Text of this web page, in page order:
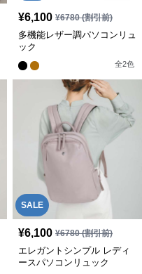
¥6,100 ¥6780(割引前)
多機能レザー調パソコンリュ
ック
全2色
SALE
¥6,100 ¥6780(割引前)
エレガントシンプル レディ
ースパソコンリュック